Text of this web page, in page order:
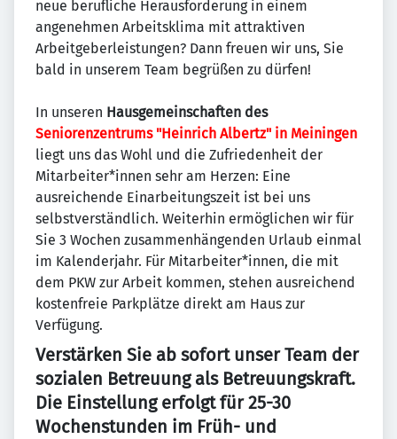
neue berufliche Herausforderung in einem
angenehmen Arbeitsklima mit attraktiven
Arbeitgeberleistungen? Dann freuen wir uns, Sie
bald in unserem Team begrüßen zu dürfen!
In unseren Hausgemeinschaften des
Seniorenzentrums "Heinrich Albertz" in Meiningen
liegt uns das Wohl und die Zufriedenheit der
Mitarbeiter*innen sehr am Herzen: Eine
ausreichende Einarbeitungszeit ist bei uns
selbstverständlich. Weiterhin ermöglichen wir für
Sie 3 Wochen zusammenhängenden Urlaub einmal
im Kalenderjahr. Für Mitarbeiter*innen, die mit
dem PKW zur Arbeit kommen, stehen ausreichend
kostenfreie Parkplätze direkt am Haus zur
Verfügung.
Verstärken Sie ab sofort unser Team der
sozialen Betreuung als Betreuungskraft.
Die Einstellung erfolgt für 25-30
Wochenstunden im Früh- und